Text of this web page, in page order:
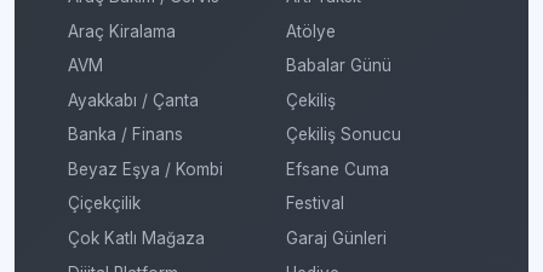
Araç Kiralama
AVM
Ayakkabı / Çanta
Banka / Finans
Beyaz Eşya / Kombi
Çiçekçilik
Çok Katlı Mağaza
Atölye
Babalar Günü
Çekiliş
Çekiliş Sonucu
Efsane Cuma
Festival
Garaj Günleri